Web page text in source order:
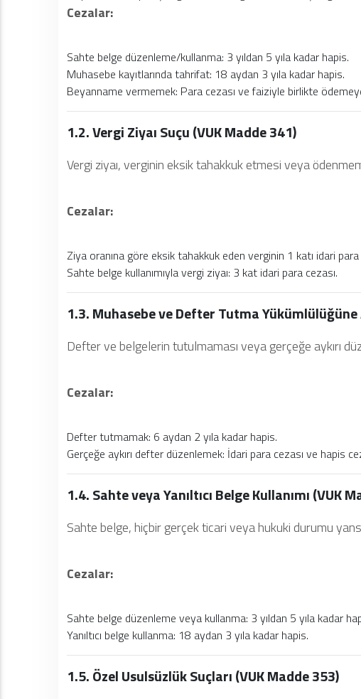
Cezalar:
Sahte belge düzenleme/kullanma: 3 yıldan 5 yıla kadar hapis.
Muhasebe kayıtlarında tahrifat: 18 aydan 3 yıla kadar hapis.
Beyanname vermemek: Para cezası ve faiziyle birlikte
1.2. Vergi Ziyaı Suçu (VUK Madde 341)
Vergi ziyaı, verginin eksik tahakkuk etmesi veya
Cezalar:
Ziya oranına göre eksik tahakkuk eden verginin 1 katı idari para
Sahte belge kullanımıyla vergi ziyaı: 3 kat idari para cezası.
1.3. Muhasebe ve Defter Tutma Yükümlülüğüne
Defter ve belgelerin tutulmaması veya gerçeğe aykırı
Cezalar:
Defter tutmamak: 6 aydan 2 yıla kadar hapis.
Gerçeğe aykırı defter düzenlemek: İdari para cezası ve hapis
1.4. Sahte veya Yanıltıcı Belge Kullanımı (VUK
Sahte belge, hiçbir gerçek ticari veya hukuki durumu
Cezalar:
Sahte belge düzenleme veya kullanma: 3 yıldan 5 yıla kadar
Yanıltıcı belge kullanma: 18 aydan 3 yıla kadar hapis.
1.5. Özel Usulsüzlük Suçları (VUK Madde 353)